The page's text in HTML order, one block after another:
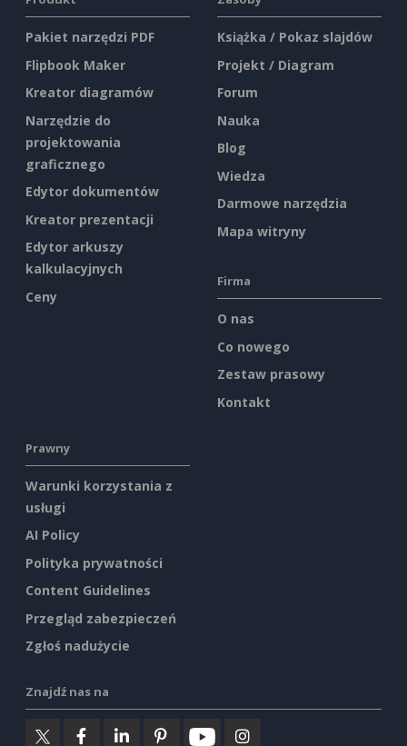
Pakiet narzędzi PDF
Flipbook Maker
Kreator diagramów
Narzędzie do
projektowania
graficznego
Edytor dokumentów
Kreator prezentacji
Edytor arkuszy
kalkulacyjnych
Ceny
Książka / Pokaz slajdów
Projekt / Diagram
Forum
Nauka
Blog
Wiedza
Darmowe narzędzia
Mapa witryny
Firma
O nas
Co nowego
Zestaw prasowy
Kontakt
Prawny
Warunki korzystania z
usługi
AI Policy
Polityka prywatności
Content Guidelines
Przegląd zabezpieczeń
Zgłoś nadużycie
Znajdź nas na